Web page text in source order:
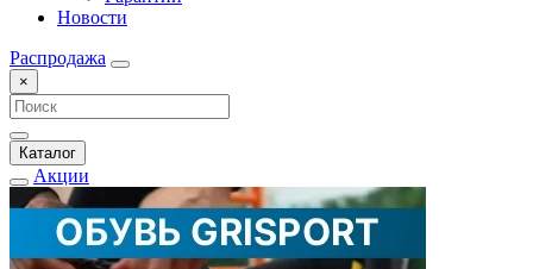
Новости
Распродажа
×
Каталог
Акции